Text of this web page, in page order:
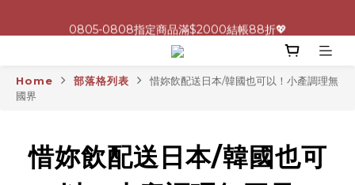
呵護身心🩷十全十美益生菌最低一盒 $600 UP🪐
生理期救星！暖宮調理組限時優惠✨
Home 部落格列表
惜妳飲配送日本/韓國也可以！小產調理無
國界
惜妳飲配送日本/韓國也可